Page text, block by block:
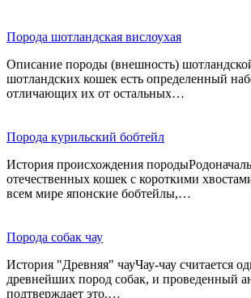
Порода шотландская вислоухая
Описание породы (внешность)
шотландских кошек есть определенный
отличающих их от остальных…
Порода курильский бобтейл
История происхождения
отечественных кошек с короткими
всем мире японские бобтейлы,…
Порода собак чау
История "Древняя" чауЧау-чау считается
древнейших пород собак, и проведенный
подтверждает это.…